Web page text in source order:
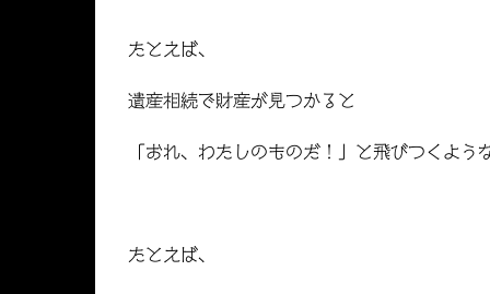
たとえば、
遺産相続で財産が見つかると
「おれ、わたしのものだ！」と飛びつくよう
たとえば、